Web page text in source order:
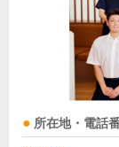
所在地・電話